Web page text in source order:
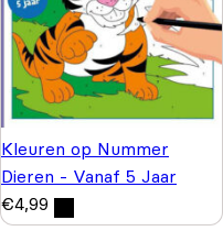
Kleuren op Nummer
Dieren - Vanaf 5 Jaar
€4,99